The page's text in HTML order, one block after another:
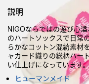
説明
NIGOならではの遊び心
のハートソックスで日常
らかなコットン混紡素材
ャカード織りの総柄ハー
い仕上げになっています。
ヒューマンメイド